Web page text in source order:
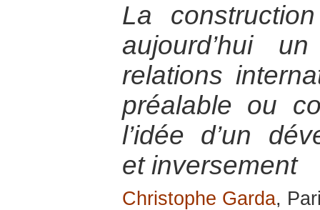
La
aujourd’hui
relations
préalable ou
l’idée d’un
et inversement
Christophe Garda,